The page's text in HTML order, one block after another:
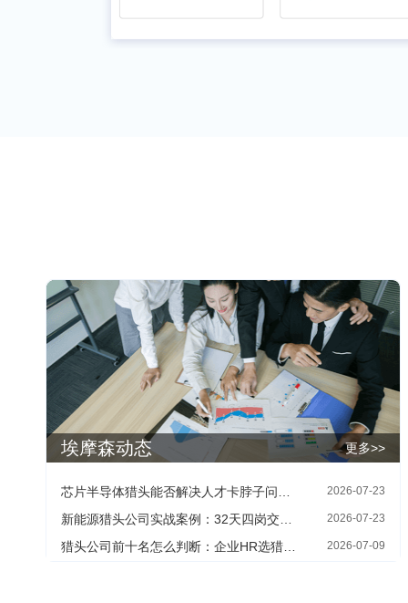
埃摩森动态 更多>>
芯片半导体猎头能否解决人才卡脖子问题：HR最关心的四个现实问题 2026-07-23
新能源猎头公司实战案例：32天四岗交付背后的寻人方法 2026-07-23
猎头公司前十名怎么判断：企业HR选猎头机构的三个核查维度 2026-07-09